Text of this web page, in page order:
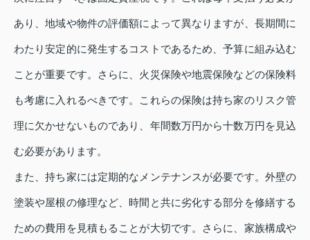
あり、地域や物件の評価額によって異なりますが、長期間に
わたり安定的に発生するコストであるため、予算に組み込む
ことが重要です。さらに、火災保険や地震保険などの保険料
も考慮に入れるべきです。これらの保険は持ち家のリスク管
理に欠かせないものであり、年間数万円から十数万円を見込
む必要があります。
また、持ち家には定期的なメンテナンスが必要です。外壁の
塗装や屋根の修理など、時間と共に劣化する部分を修繕する
ための費用を見積もることが大切です。さらに、家族構成や